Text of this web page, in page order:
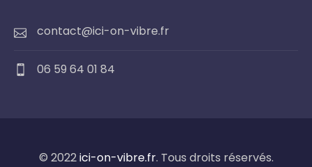
contact@ici-on-vibre.fr
06 59 64 01 84
© 2022ici-on-vibre.fr. Tous droits réservés.